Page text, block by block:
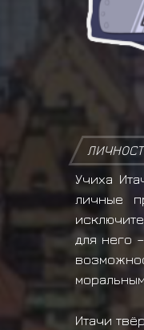
Учиха
личные
для него
Итачи